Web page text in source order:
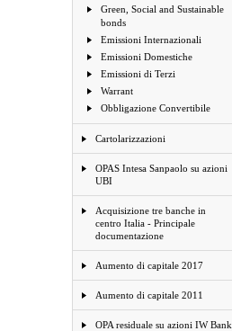
Green, Social and Sustainable
bonds
Emissioni Internazionali
Emissioni Domestiche
Emissioni di Terzi
Warrant
Obbligazione Convertibile
Cartolarizzazioni
OPAS Intesa Sanpaolo su azioni
UBI
Acquisizione tre banche in
centro Italia - Principale
documentazione
Aumento di capitale 2017
Aumento di capitale 2011
OPA residuale su azioni IW Bank